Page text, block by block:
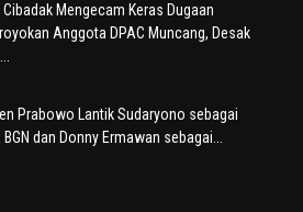
Cibadak Mengecam Keras Dugaan
Anggota DPAC Muncang, Desak
Prabowo Lantik Sudaryono sebagai
BGN dan Donny Ermawan sebagai...